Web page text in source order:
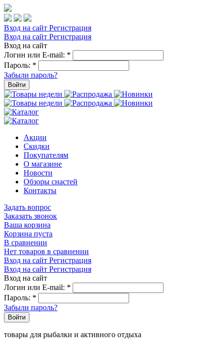
Вход на сайт Регистрация
Вход на сайт Регистрация
Вход на сайт
Логин или E-mail: *
Пароль: *
Забыли пароль?
Войти
Акции
Скидки
Покупателям
О магазине
Новости
Обзоры снастей
Контакты
Задать вопрос
Заказать звонок
Ваша корзина
Корзина пуста
В сравнении
Нет товаров в сравнении
Вход на сайт Регистрация
Вход на сайт Регистрация
Вход на сайт
Логин или E-mail: *
Пароль: *
Забыли пароль?
Войти
товары для рыбалки и активного отдыха